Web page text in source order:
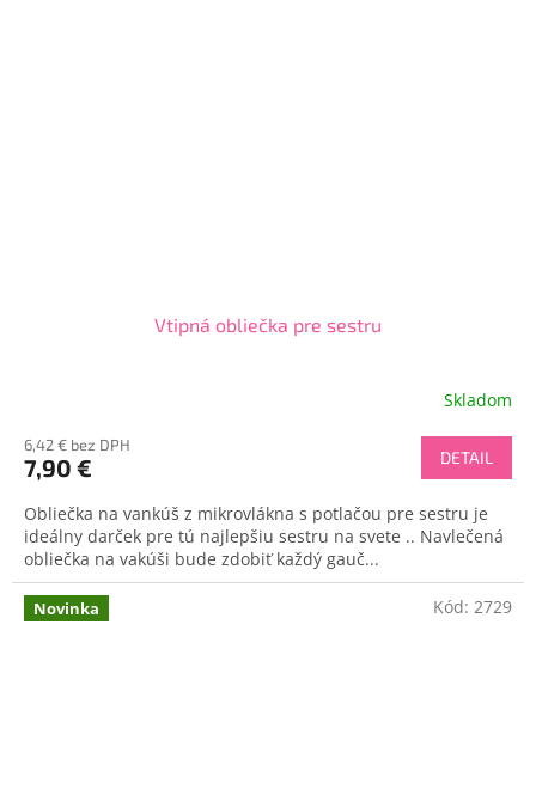
Vtipná obliečka pre sestru
Skladom
6,42 € bez DPH
7,90 € DETAIL
Obliečka na vankúš z mikrovlákna s potlačou pre sestru je
ideálny darček pre tú najlepšiu sestru na svete .. Navlečená
obliečka na vakúši bude zdobiť každý gauč...
Novinka Kód: 2729